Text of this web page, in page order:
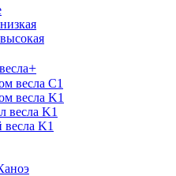
+
весла C1
весла K1
весла K1
K1